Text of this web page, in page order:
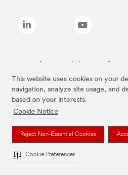
This website uses cookies on your
navigation, analyze site usage, and
based on your interests.
Cookie Notice
Reject Non-Essential Cookies
Cookie Preferences
As marcas listadas a cima são